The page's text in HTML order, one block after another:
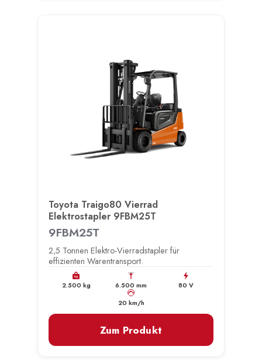
Toyota Traigo80 Vierrad
Elektrostapler 9FBM25T
9FBM25T
2,5 Tonnen Elektro-Vierradstapler für
effizienten Warentransport.
kg
2.500 kg 6.500 mm 80 V
km/h
20 km/h
Zum Produkt